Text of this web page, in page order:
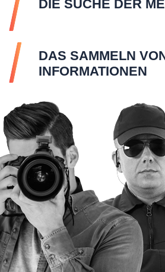
DIE SUCHE DER
DAS SAMMELN
INFORMATIONEN